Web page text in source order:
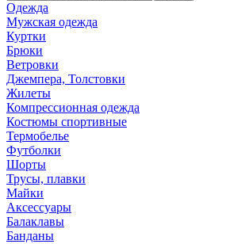
Одежда
Мужская одежда
Куртки
Брюки
Ветровки
Джемпера, Толстовки
Жилеты
Компрессионная одежда
Костюмы спортивные
Термобелье
Футболки
Шорты
Трусы, плавки
Майки
Аксессуары
Балаклавы
Банданы